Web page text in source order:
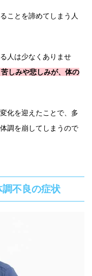
ことを諦めてしまう人
人は少なくありませ
しみや悲しみが、体の
化を迎えたことで、多
調を崩してしまうので
調不良の症状